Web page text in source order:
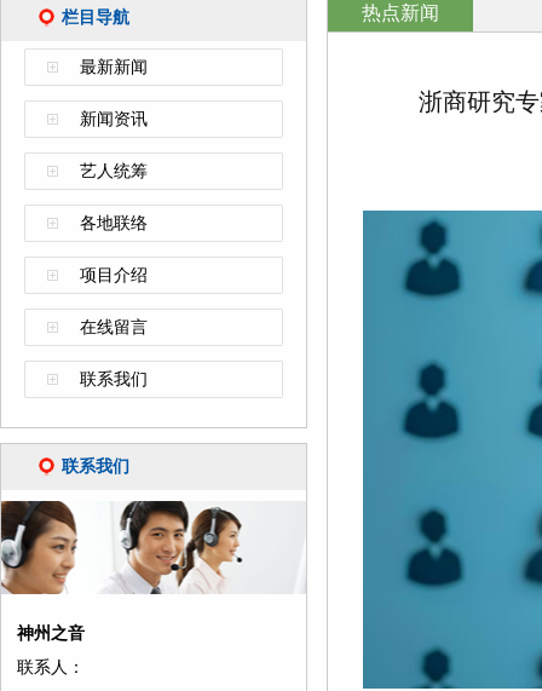
栏目导航
最新新闻
新闻资讯
艺人统筹
各地联络
项目介绍
在线留言
联系我们
联系我们
神州之音
联系人：
热点新闻
浙商研究